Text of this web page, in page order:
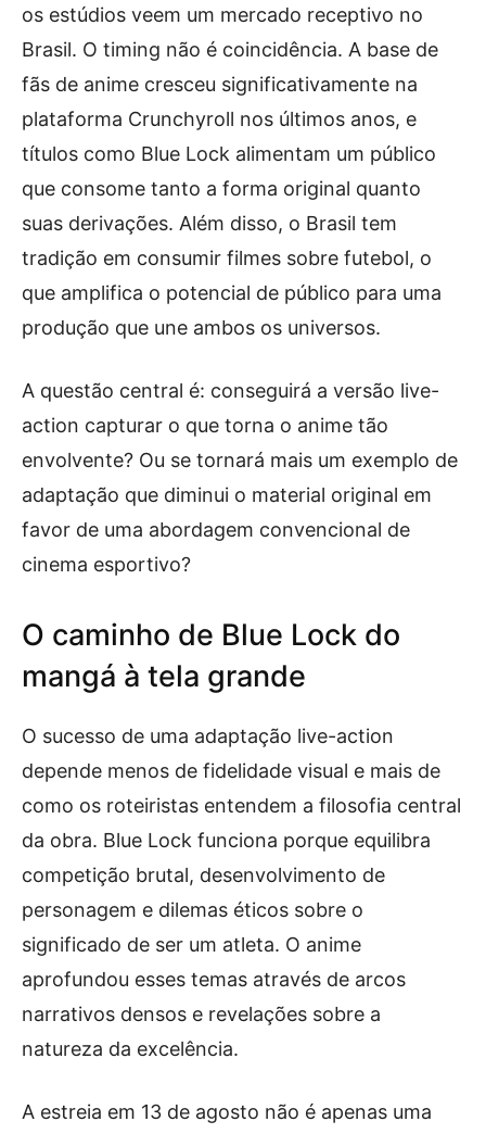
os estúdios veem um mercado receptivo no
Brasil. O timing não é coincidência. A base de
fãs de anime cresceu significativamente na
plataforma Crunchyroll nos últimos anos, e
títulos como Blue Lock alimentam um público
que consome tanto a forma original quanto
suas derivações. Além disso, o Brasil tem
tradição em consumir filmes sobre futebol, o
que amplifica o potencial de público para uma
produção que une ambos os universos.
A questão central é: conseguirá a versão live-
action capturar o que torna o anime tão
envolvente? Ou se tornará mais um exemplo de
adaptação que diminui o material original em
favor de uma abordagem convencional de
cinema esportivo?
O caminho de Blue Lock do
mangá à tela grande
O sucesso de uma adaptação live-action
depende menos de fidelidade visual e mais de
como os roteiristas entendem a filosofia central
da obra. Blue Lock funciona porque equilibra
competição brutal, desenvolvimento de
personagem e dilemas éticos sobre o
significado de ser um atleta. O anime
aprofundou esses temas através de arcos
narrativos densos e revelações sobre a
natureza da excelência.
A estreia em 13 de agosto não é apenas uma